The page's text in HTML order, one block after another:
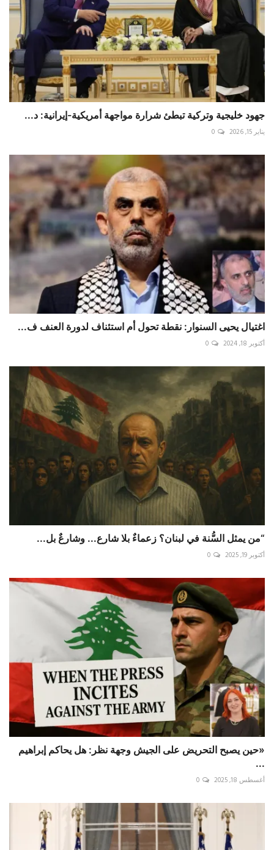
جهود خليجية وتركية تبطئ شرارة مواجهة أمريكية-إيرانية: د...
يناير 15, 2026 0
اغتيال يحيى السنوار: نقطة تحول أم استئناف لدورة العنف ف...
أكتوبر 18, 2024 0
“من يمثل السُّنة في لبنان؟ زعماءٌ بلا شارع... وشارعٌ بل...
أكتوبر 19, 2025 0
«حين يصبح التحريض على الجيش وجهة نظر: هل يحاكم إبراهيم
...
أغسطس 18, 2025 0